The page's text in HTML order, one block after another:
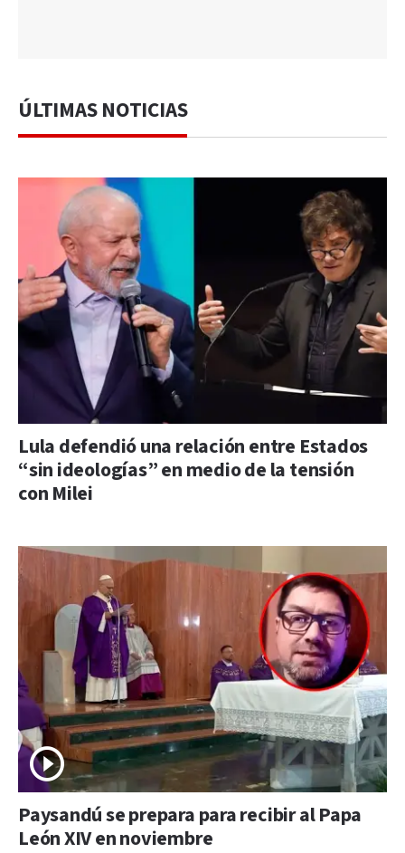
ÚLTIMAS NOTICIAS
Lula defendió una relación entre Estados
“sin ideologías” en medio de la tensión
con Milei
Paysandú se prepara para recibir al Papa
León XIV en noviembre